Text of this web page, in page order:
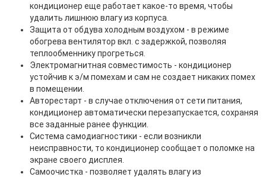
кондиционер еще работает какое-то время, чтобы
удалить лишнюю влагу из корпуса.
Защита от обдува холодным воздухом - в режиме
обогрева вентилятор вкл. с задержкой, позволяя
теплообменнику прогреться.
Электромагнитная совместимость - кондиционер
устойчив к э/м помехам и сам не создает никаких помех
в помещении.
Авторестарт - в случае отключения от сети питания,
кондиционер автоматически перезапускается, сохраняя
все заданные ранее функции.
Система самодиагностики - если возникли
неисправности, то кондиционер сообщает о поломке на
экране своего дисплея.
Самоочистка - позволяет удалять влагу из